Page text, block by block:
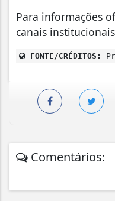
Para informações
canais
FONTE/CRÉDITOS:
Comentários: